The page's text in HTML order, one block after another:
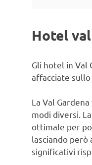
Hotel
Gli hotel in Val
affacciate
La Val
modi diversi.
ottimale per
lasciando però
significativi